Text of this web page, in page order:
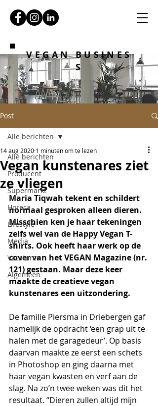
VEGAN BUSINES
S
Post
Alle berichten
Producent
Supermarkt
Horeca
Lifestyle
Media
Vacatures
Algemeen
Alle berichten
Vegan kunstenares ziet
ze vliegen
14 aug 2020 1 minuten om te lezen
Maria Tiqwah tekent en schildert
normaal gesproken alleen dieren.
Misschien ken je haar tekeningen
zelfs wel van de Happy Vegan T-
shirts. Ook heeft haar werk op de
cover van het VEGAN Magazine (nr.
121) gestaan. Maar deze keer
maakte de creatieve vegan
kunstenares een uitzondering.
De familie Piersma in Driebergen gaf
namelijk de opdracht ‘een grap uit te
halen met de garagedeur’. Op basis
daarvan maakte ze eerst een schets
in Photoshop en ging daarna met
haar vegan kwasten en verf aan de
slag. Na zo’n twee weken was dit het
resultaat. “Dieren zullen altijd mijn